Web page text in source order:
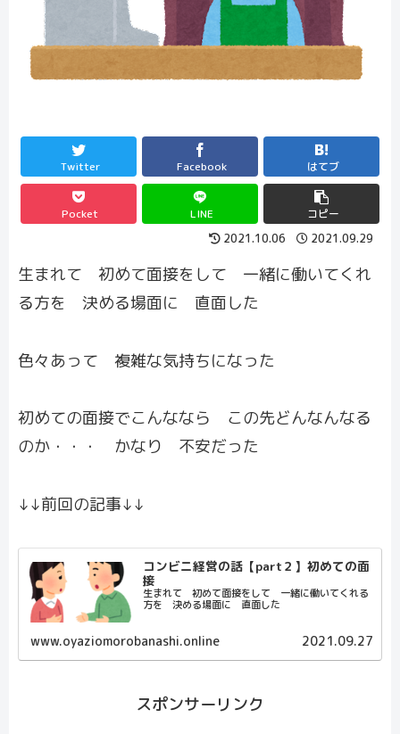
Twitter Facebook はてブ
Pocket LINE コピー
2021.10.06 2021.09.29
生まれて 初めて面接をして 一緒に働いてくれ
る方を 決める場面に 直面した
色々あって 複雑な気持ちになった
初めての面接でこんななら この先どんなんなる
のか・・・ かなり 不安だった
↓↓前回の記事↓↓
コンビニ経営の話【part２】初めての面
接
生まれて 初めて面接をして 一緒に働いてくれる
方を 決める場面に 直面した
www.oyaziomorobanashi.online 2021.09.27
スポンサーリンク